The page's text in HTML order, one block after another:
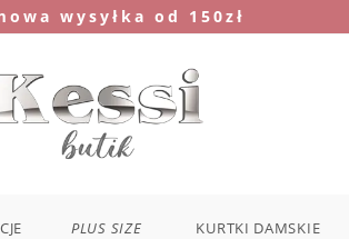
wysyłka od 150zł
PLUS SIZE KURTKI DAMSKIE